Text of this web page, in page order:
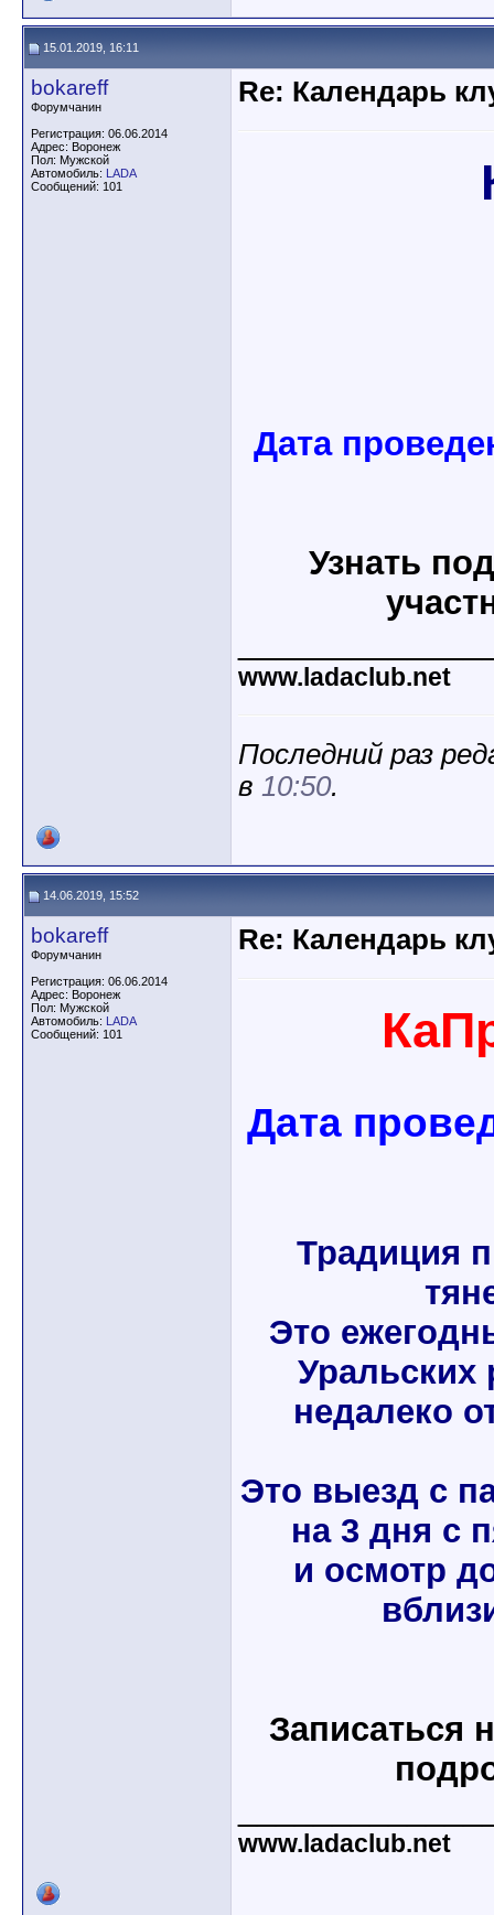
15.01.2019, 16:11
bokareff
Форумчанин
Регистрация: 06.06.2014
Адрес: Воронеж
Пол: Мужской
Автомобиль: LADA
Сообщений: 101
Re: Календарь
Дата
Узнать
www.ladaclub.net
Последний раз
в 10:50.
14.06.2019, 15:52
bokareff
Форумчанин
Регистрация: 06.06.2014
Адрес: Воронеж
Пол: Мужской
Автомобиль: LADA
Сообщений: 101
Re: Календарь
Дата
Традиция
Это
Уральских
недалеко
Это выезд с
на 3 дня с
и осмотр
Записаться
www.ladaclub.net